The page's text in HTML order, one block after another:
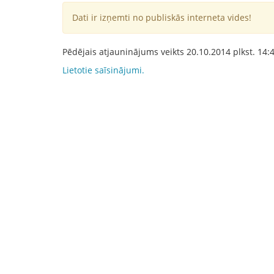
Dati ir izņemti no publiskās interneta vides!
Pēdējais atjauninājums veikts 20.10.2014 plkst.
Lietotie saīsinājumi.